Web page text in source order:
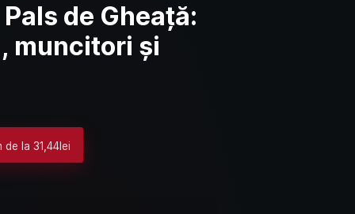
de Gheață:
muncitori și
de la 31,44lei